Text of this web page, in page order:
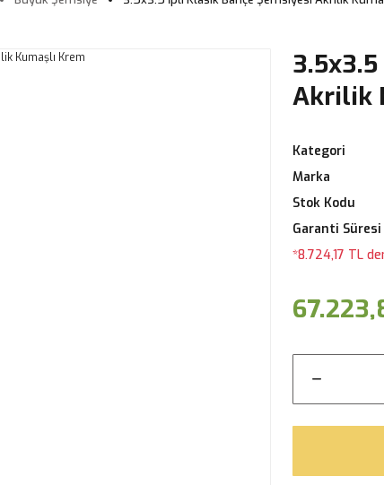
Akrilik
Kategori
Marka
Stok Kodu
Garanti Süresi
*8.724,17 TL